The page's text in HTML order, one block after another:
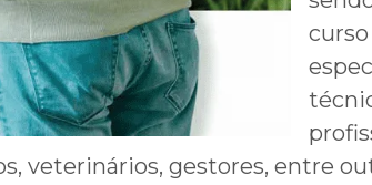
veterinários, gestores, entre